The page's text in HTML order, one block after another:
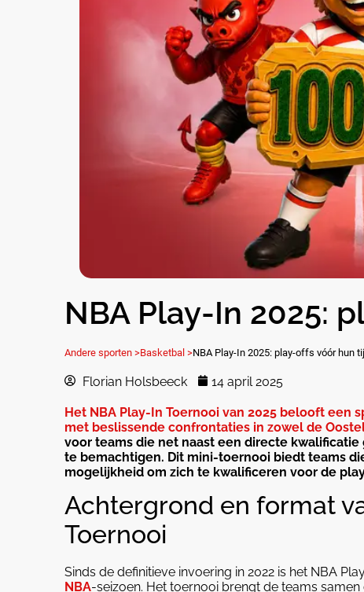
NBA Play-In 2025:
Andere sporten >Basketbal >NBA Play-In 2025: play-offs vóór hun
Florian Holsbeeck 14 april 2025
Het NBA Play-In Toernooi van 2025 belooft een
met beslissende confrontaties in zowel de
voor teams die net naast een directe
te bemachtigen. Dit mini-toernooi biedt teams
mogelijkheid om zich te kwalificeren voor de
Achtergrond en format
Toernooi
Sinds de definitieve invoering in 2022 is het NBA
NBA-seizoen. Het toernooi brengt de teams